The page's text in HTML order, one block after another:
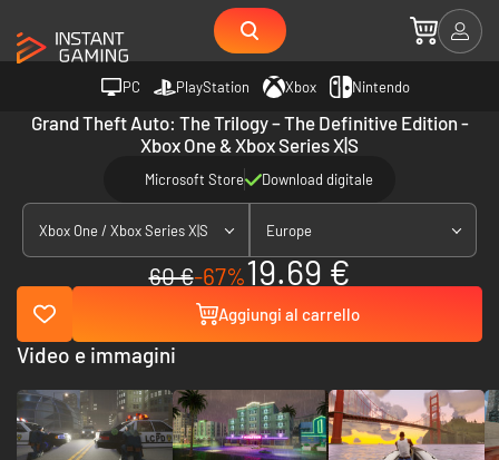
PC PlayStation Xbox Nintendo
Grand Theft Auto: The Trilogy – The Definitive Edition -
Xbox One & Xbox Series X|S
Microsoft Store Download digitale
Xbox One / Xbox Series X|S Europe
60 €-67%19.69 €
Aggiungi al carrello
Video e immagini